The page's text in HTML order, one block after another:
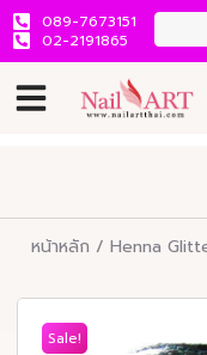
089-7673151
02-2191865
หน้าหลัก / Henna
Sale!